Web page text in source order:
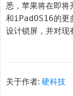
悉，苹果将在即
和iPadOS16的更
设计锁屏，并对现
关于作者:硬科技